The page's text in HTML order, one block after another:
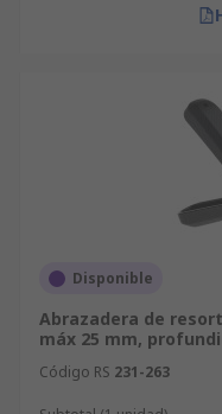
Disponible
Abrazadera de
máx 25 mm,
Código RS 231-263